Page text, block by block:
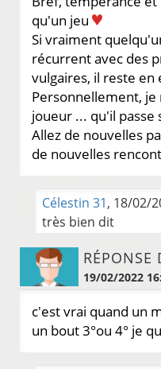
qu'un jeu
Si vraiment
récurrent avec des
vulgaires, il reste
Personnellement, je
joueur ... qu'il passe
Allez de nouvelles
de nouvelles
Célestin 31, 18/02/
très bien dit
RÉPONSE
19/02/2022
c'est vrai quand un
un bout 3°ou 4° je